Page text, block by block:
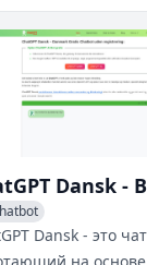
Large
Dansk - это